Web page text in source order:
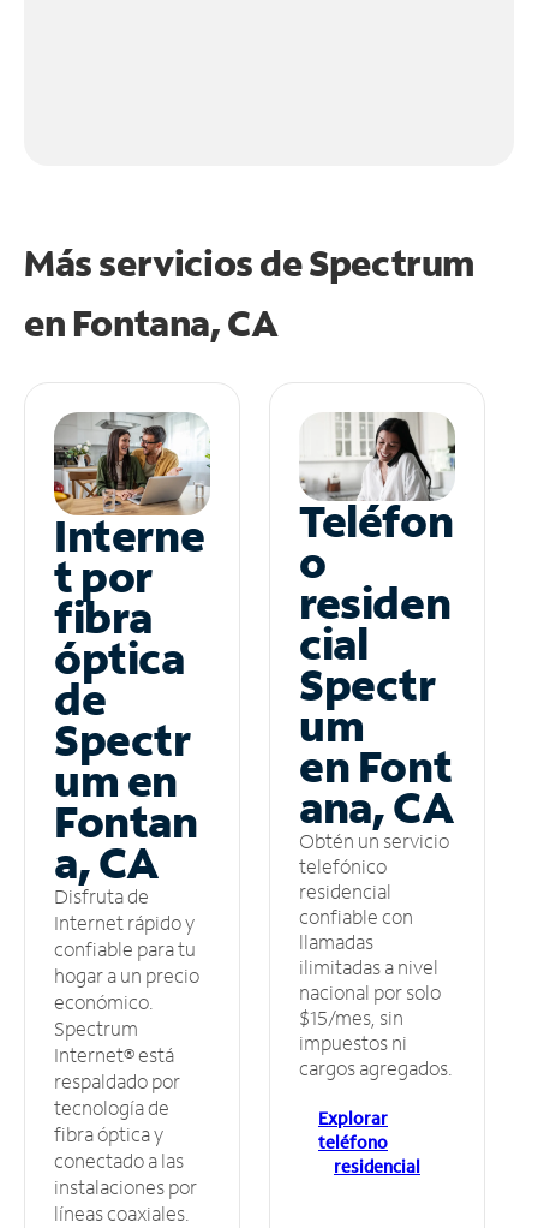
Más servicios de Spectrum
en Fontana, CA
Interne
t por
fibra
óptica
de
Spectr
um en
Fontan
a, CA
Disfruta de
Internet rápido y
confiable para tu
hogar a un precio
económico.
Spectrum
Internet® está
respaldado por
tecnología de
fibra óptica y
conectado a las
instalaciones por
líneas coaxiales.
Teléfon
o
residen
cial
Spectr
um
en Font
ana, CA
Obtén un servicio
telefónico
residencial
confiable con
llamadas
ilimitadas a nivel
nacional por solo
$15/mes, sin
impuestos ni
cargos agregados.
Explorar
teléfono
residencial